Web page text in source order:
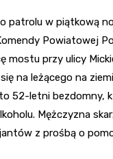
patrolu w piątkową
Powiatowej
mostu przy ulicy
na leżącego na
to 52-letni bezdomny,
Mężczyzna
z prośbą o